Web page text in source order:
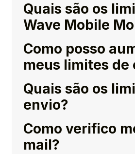
Quais são os
Wave Mobile
Como posso
meus limites de
Quais são os
envio?
Como verifico
mail?